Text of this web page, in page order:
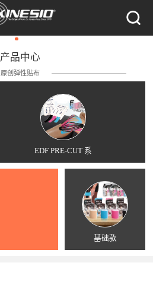
产品中心
原创弹性贴布
EDF PRE-CUT 系
基础款